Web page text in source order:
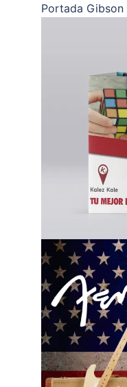
Portada Gibson
Folleto Kalez Kale